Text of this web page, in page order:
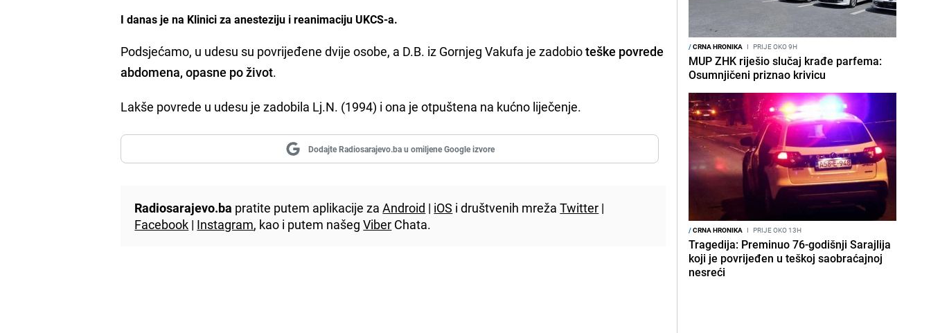
I danas je na Klinici za anesteziju i reanimaciju UKCS-a.
Podsjećamo, u udesu su povrijeđene dvije osobe, a D.B. iz Gornjeg Vakufa je zadobioteške povrede
abdomena, opasne po život.
Lakše povrede u udesu je zadobila Lj.N. (1994) i ona je otpuštena na kućno liječenje.
Dodajte Radiosarajevo.ba u omiljene Google izvore
Radiosarajevo.ba pratite putem aplikacije zaAndroid | iOS i društvenih mrežaTwitter |
Facebook | Instagram, kao i putem našegViber Chata.
/CRNA HRONIKA I PRIJE OKO 9H
MUP ZHK riješio slučaj krađe parfema:
Osumnjičeni priznao krivicu
/CRNA HRONIKA I PRIJE OKO 13H
Tragedija: Preminuo 76-godišnji Sarajlija
koji je povrijeđen u teškoj saobraćajnoj
nesreći